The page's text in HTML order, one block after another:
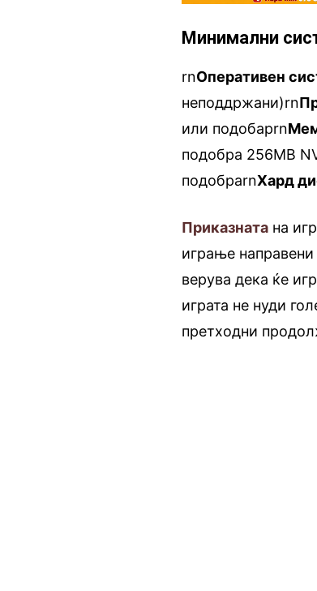
Минимални
rnОперативен
неподдржани)rn
или подобарrn
подобра 256MB
подобраrnХард
Приказната на
играње направени
верува дека ќе
играта не нуди
претходни